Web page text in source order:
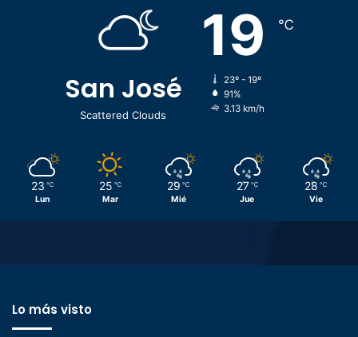
San José
Scattered Clouds
19 ℃
23º - 19º
91%
3.13 km/h
23 ℃
Lun
25 ℃
Mar
29 ℃
Mié
27 ℃
Jue
28 ℃
Vie
Lo más visto